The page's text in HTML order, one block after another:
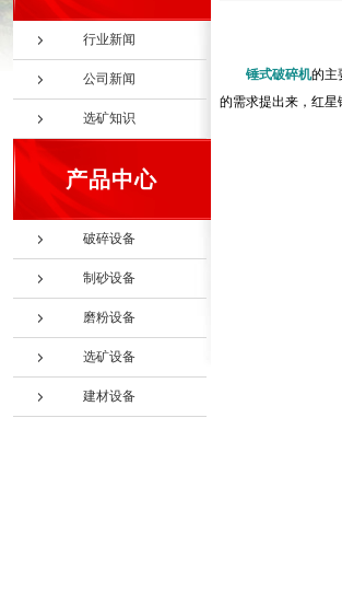
行业新闻
公司新闻
选矿知识
产品中心
破碎设备
制砂设备
磨粉设备
选矿设备
建材设备
锤式破碎机的主
的需求提出来，红